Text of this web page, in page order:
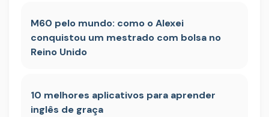
M60 pelo mundo: como o Alexei
conquistou um mestrado com bolsa no
Reino Unido
10 melhores aplicativos para aprender
inglês de graça